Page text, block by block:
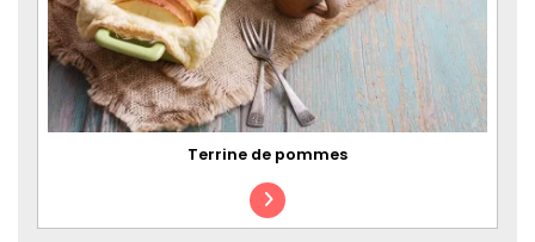
Terrine de pommes